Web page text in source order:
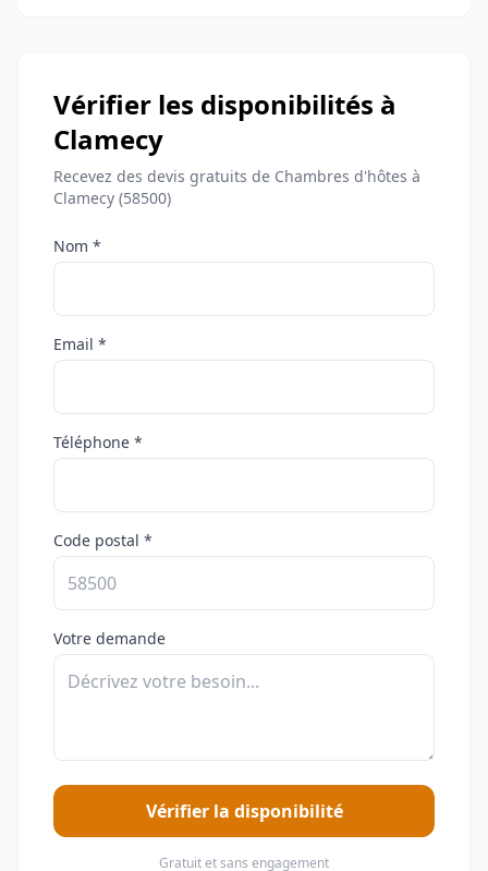
Vérifier les disponibilités à
Clamecy
Recevez des devis gratuits de Chambres d'hôtes à
Clamecy (58500)
Nom *
Email *
Téléphone *
Code postal *
Votre demande
Vérifier la disponibilité
Gratuit et sans engagement